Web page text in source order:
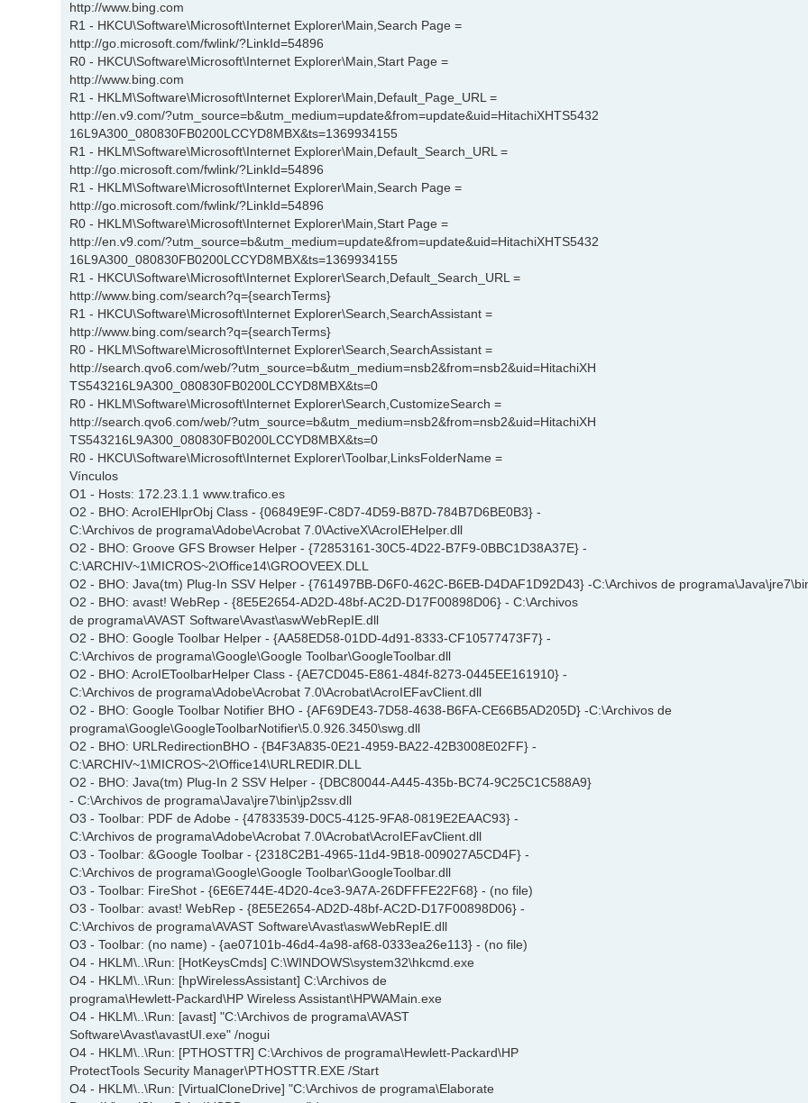
http://www.bing.com
R1 - HKCU\Software\Microsoft\Internet Explorer\Main,Search Page =
http://go.microsoft.com/fwlink/?LinkId=54896
R0 - HKCU\Software\Microsoft\Internet Explorer\Main,Start Page =
http://www.bing.com
R1 - HKLM\Software\Microsoft\Internet Explorer\Main,Default_Page_URL =
http://en.v9.com/?utm_source=b&utm_medium=update&from=update&uid=HitachiXHTS5432
16L9A300_080830FB0200LCCYD8MBX&ts=1369934155
R1 - HKLM\Software\Microsoft\Internet Explorer\Main,Default_Search_URL =
http://go.microsoft.com/fwlink/?LinkId=54896
R1 - HKLM\Software\Microsoft\Internet Explorer\Main,Search Page =
http://go.microsoft.com/fwlink/?LinkId=54896
R0 - HKLM\Software\Microsoft\Internet Explorer\Main,Start Page =
http://en.v9.com/?utm_source=b&utm_medium=update&from=update&uid=HitachiXHTS5432
16L9A300_080830FB0200LCCYD8MBX&ts=1369934155
R1 - HKCU\Software\Microsoft\Internet Explorer\Search,Default_Search_URL =
http://www.bing.com/search?q={searchTerms}
R1 - HKCU\Software\Microsoft\Internet Explorer\Search,SearchAssistant =
http://www.bing.com/search?q={searchTerms}
R0 - HKLM\Software\Microsoft\Internet Explorer\Search,SearchAssistant =
http://search.qvo6.com/web/?utm_source=b&utm_medium=nsb2&from=nsb2&uid=HitachiXH
TS543216L9A300_080830FB0200LCCYD8MBX&ts=0
R0 - HKLM\Software\Microsoft\Internet Explorer\Search,CustomizeSearch =
http://search.qvo6.com/web/?utm_source=b&utm_medium=nsb2&from=nsb2&uid=HitachiXH
TS543216L9A300_080830FB0200LCCYD8MBX&ts=0
R0 - HKCU\Software\Microsoft\Internet Explorer\Toolbar,LinksFolderName =
Vínculos
O1 - Hosts: 172.23.1.1 www.trafico.es
O2 - BHO: AcroIEHlprObj Class - {06849E9F-C8D7-4D59-B87D-784B7D6BE0B3} -
C:\Archivos de programa\Adobe\Acrobat 7.0\ActiveX\AcroIEHelper.dll
O2 - BHO: Groove GFS Browser Helper - {72853161-30C5-4D22-B7F9-0BBC1D38A37E} -
C:\ARCHIV~1\MICROS~2\Office14\GROOVEEX.DLL
O2 - BHO: Java(tm) Plug-In SSV Helper - {761497BB-D6F0-462C-B6EB-D4DAF1D92D43} -C:\Archivos de
O2 - BHO: avast! WebRep - {8E5E2654-AD2D-48bf-AC2D-D17F00898D06} - C:\Archivos
de programa\AVAST Software\Avast\aswWebRepIE.dll
O2 - BHO: Google Toolbar Helper - {AA58ED58-01DD-4d91-8333-CF10577473F7} -
C:\Archivos de programa\Google\Google Toolbar\GoogleToolbar.dll
O2 - BHO: AcroIEToolbarHelper Class - {AE7CD045-E861-484f-8273-0445EE161910} -
C:\Archivos de programa\Adobe\Acrobat 7.0\Acrobat\AcroIEFavClient.dll
O2 - BHO: Google Toolbar Notifier BHO - {AF69DE43-7D58-4638-B6FA-CE66B5AD205D} -C:\Archivos de
programa\Google\GoogleToolbarNotifier\5.0.926.3450\swg.dll
O2 - BHO: URLRedirectionBHO - {B4F3A835-0E21-4959-BA22-42B3008E02FF} -
C:\ARCHIV~1\MICROS~2\Office14\URLREDIR.DLL
O2 - BHO: Java(tm) Plug-In 2 SSV Helper - {DBC80044-A445-435b-BC74-9C25C1C588A9}
- C:\Archivos de programa\Java\jre7\bin\jp2ssv.dll
O3 - Toolbar: PDF de Adobe - {47833539-D0C5-4125-9FA8-0819E2EAAC93} -
C:\Archivos de programa\Adobe\Acrobat 7.0\Acrobat\AcroIEFavClient.dll
O3 - Toolbar: &Google Toolbar - {2318C2B1-4965-11d4-9B18-009027A5CD4F} -
C:\Archivos de programa\Google\Google Toolbar\GoogleToolbar.dll
O3 - Toolbar: FireShot - {6E6E744E-4D20-4ce3-9A7A-26DFFFE22F68} - (no file)
O3 - Toolbar: avast! WebRep - {8E5E2654-AD2D-48bf-AC2D-D17F00898D06} -
C:\Archivos de programa\AVAST Software\Avast\aswWebRepIE.dll
O3 - Toolbar: (no name) - {ae07101b-46d4-4a98-af68-0333ea26e113} - (no file)
O4 - HKLM\..\Run: [HotKeysCmds] C:\WINDOWS\system32\hkcmd.exe
O4 - HKLM\..\Run: [hpWirelessAssistant] C:\Archivos de
programa\Hewlett-Packard\HP Wireless Assistant\HPWAMain.exe
O4 - HKLM\..\Run: [avast] "C:\Archivos de programa\AVAST
Software\Avast\avastUI.exe" /nogui
O4 - HKLM\..\Run: [PTHOSTTR] C:\Archivos de programa\Hewlett-Packard\HP
ProtectTools Security Manager\PTHOSTTR.EXE /Start
O4 - HKLM\..\Run: [VirtualCloneDrive] "C:\Archivos de programa\Elaborate